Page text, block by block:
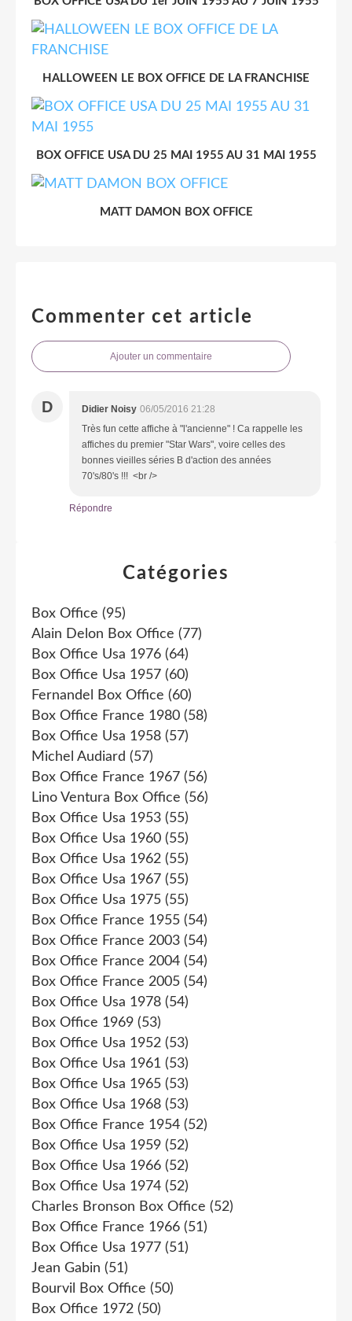
HALLOWEEN LE BOX OFFICE DE LA FRANCHISE
BOX OFFICE USA DU 25 MAI 1955 AU 31 MAI 1955
MATT DAMON BOX OFFICE
Commenter cet article
Ajouter un commentaire
D Didier Noisy 06/05/2016 21:28
Très fun cette affiche à "l'ancienne" ! Ca rappelle les
affiches du premier "Star Wars", voire celles des
bonnes vieilles séries B d'action des années
70's/80's !!! <br />
Répondre
Catégories
Box Office (95)
Alain Delon Box Office (77)
Box Office Usa 1976 (64)
Box Office Usa 1957 (60)
Fernandel Box Office (60)
Box Office France 1980 (58)
Box Office Usa 1958 (57)
Michel Audiard (57)
Box Office France 1967 (56)
Lino Ventura Box Office (56)
Box Office Usa 1953 (55)
Box Office Usa 1960 (55)
Box Office Usa 1962 (55)
Box Office Usa 1967 (55)
Box Office Usa 1975 (55)
Box Office France 1955 (54)
Box Office France 2003 (54)
Box Office France 2004 (54)
Box Office France 2005 (54)
Box Office Usa 1978 (54)
Box Office 1969 (53)
Box Office Usa 1952 (53)
Box Office Usa 1961 (53)
Box Office Usa 1965 (53)
Box Office Usa 1968 (53)
Box Office France 1954 (52)
Box Office Usa 1959 (52)
Box Office Usa 1966 (52)
Box Office Usa 1974 (52)
Charles Bronson Box Office (52)
Box Office France 1966 (51)
Box Office Usa 1977 (51)
Jean Gabin (51)
Bourvil Box Office (50)
Box Office 1972 (50)